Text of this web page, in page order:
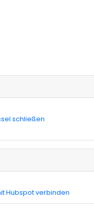
schließen
Hubspot verbinden